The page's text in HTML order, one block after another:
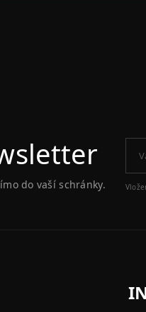
do vaší schránky.